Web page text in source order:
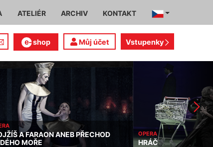
ATELIÉR ARCHIV KONTAKT
shop Můj účet Vstupenky
A FARAON ANEB PŘECHOD
MOŘE
OPERA
HRÁČ